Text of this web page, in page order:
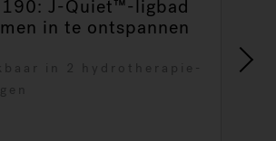
J-Quiet™-ligbad
in te ontspannen
in 2 hydrotherapie-